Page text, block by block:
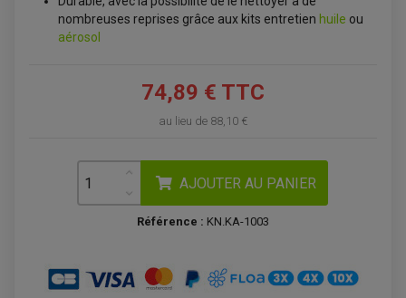
BAGAGERIE SOUPLE
ACCESSOIRE GPS, SMARTPHONE
SUPPORT TOP CASE
ÉCHAPPEMENT MOTO
ACCESSOIRE ÉCHAPPEMENT
ÉLECTRICITÉ
ACCESSOIRES ELECTRIQUE
ÉCHAPEMENT SCOOTER
ÉCHAPPEMENT SCOOTER
CLIGNOTANT TYPE ORIGINE
BATTERIE SCOOTER
BAGAGERIE / TREUIL / ATTELAGE
COFFRE / TOP CASE QUAD
ÉCHAPPEMENT QUAD
BOUGIE QUAD
FILTRE A AIR BMC QUAD
FILTRE A HUILE QUAD
ÉQUIPEMENT ÉLECTRIQUE
CONDENSATEUR
BOBINE D'ALLUMAGE
TRANSMISSION
KIT CHAÎNE
GUIDE CHAÎNE
PATIN DE BRAS OSCILLANT
PIÈCE MOTEUR
nombreuses reprises grâce aux kits entretien huile ou
aérosol
74,89 € TTC
au lieu de 88,10 €
AJOUTER AU PANIER
Référence : KN.KA-1003